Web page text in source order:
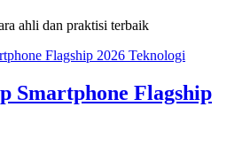
ahli dan praktisi terbaik
Teknologi
Smartphone Flagship